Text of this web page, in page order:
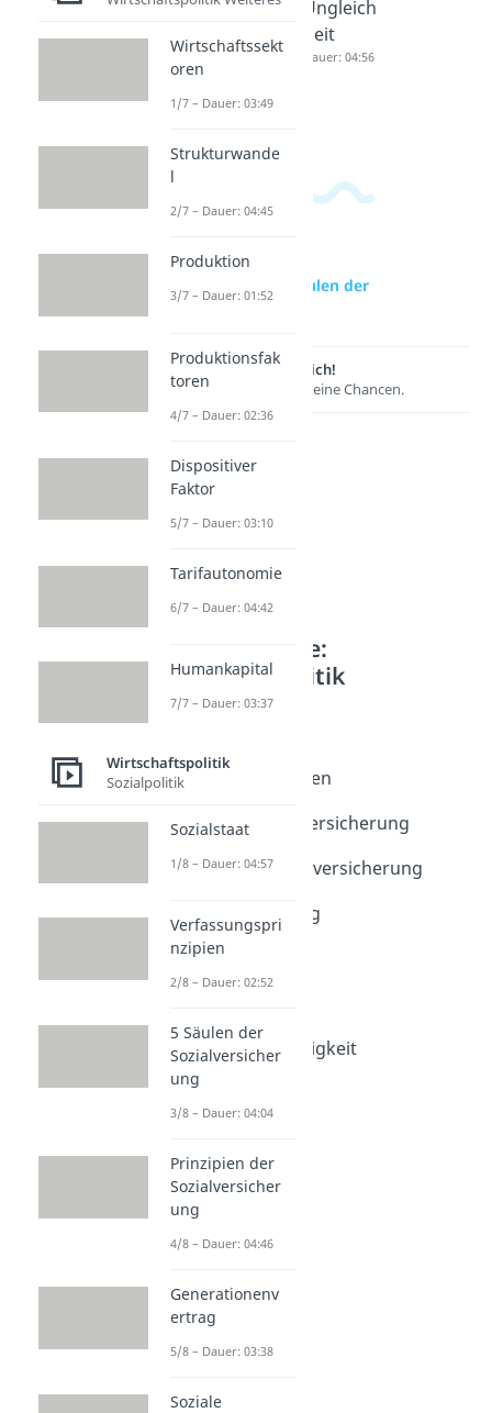
n der
Sozialver
sicherun
Dauer: 04:46
onenvert
rag
Dauer: 03:38
Ungleich
heit
Dauer: 04:56
zur Videoseite: 5 Säulen der
Sozialversicherung
Lernen lohnt sich!
Entdecke hier deine Chancen.
Weitere Inhalte:
Wirtschaftspolitik
Sozialpolitik
Dauer: 04:57
Verfassungsprinzipien
5 Säulen der Sozialversicherung
Prinzipien der Sozialversicherung
Generationenvertrag
Dauer: 03:38
Soziale Ungleichheit
Dauer: 04:56
Dauer: 03:32
Arten der Arbeitslosigkeit
Wirtschaftssekt
oren
1/7 – Dauer: 03:49
Strukturwande
l
2/7 – Dauer: 04:45
Produktion
3/7 – Dauer: 01:52
Produktionsfak
toren
4/7 – Dauer: 02:36
Dispositiver
Faktor
5/7 – Dauer: 03:10
Tarifautonomie
6/7 – Dauer: 04:42
Humankapital
7/7 – Dauer: 03:37
Wirtschaftspolitik
Sozialpolitik
Sozialstaat
1/8 – Dauer: 04:57
Verfassungspri
nzipien
2/8 – Dauer: 02:52
5 Säulen der
Sozialversicher
ung
3/8 – Dauer: 04:04
Prinzipien der
Sozialversicher
ung
4/8 – Dauer: 04:46
Generationenv
ertrag
5/8 – Dauer: 03:38
Soziale